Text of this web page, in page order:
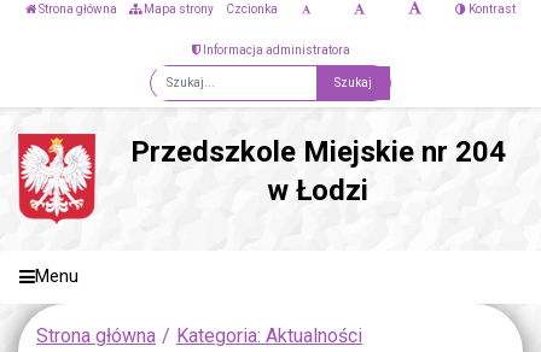
Strona główna Mapa strony Czcionka Kontrast
Informacja administratora
Fraza
Przedszkole Miejskie nr 204
w Łodzi
Menu
Strona główna
Kategoria: Aktualności